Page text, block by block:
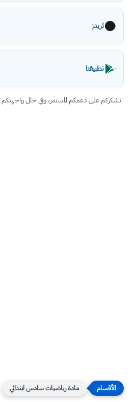
ثريدز
تطبيقنا
نشكركم على دعمكم المستمر، وفي حال واجهتكم
مادة رياضيات سادس ابتدائي